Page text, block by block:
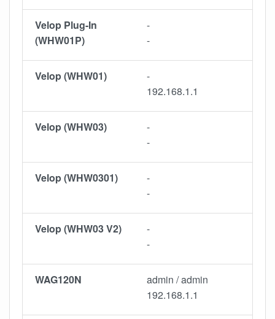
Velop Plug-In
(WHW01P)
-
-
Velop (WHW01)
-
192.168.1.1
Velop (WHW03)
-
-
Velop (WHW0301)
-
-
Velop (WHW03 V2)
-
-
WAG120N
admin / admin
192.168.1.1